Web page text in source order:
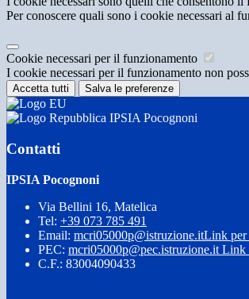
Per conoscere quali sono i cookie necessari al
Cookie necessari per il funzionamento
I cookie necessari per il funzionamento non
Accetta tutti Salva le preferenze
IPSIA Pocognoni
Contatti
IPSIA Pocognoni
Via Bellini 16, Matelica
Tel: +39 073 785 491
Email: mcri05000p@istruzione.itLink per
PEC: mcri05000p@pec.istruzione.it Link
C.F.: 83004090433